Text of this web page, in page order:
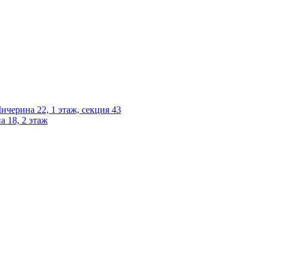
22, 1 этаж, секция 43
18, 2 этаж